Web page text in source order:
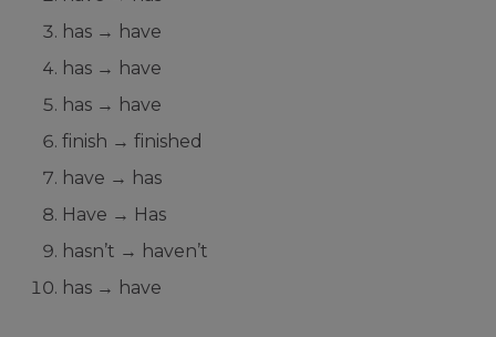
has → have
has → have
has → have
finish → finished
have → has
Have → Has
hasn’t → haven’t
has → have